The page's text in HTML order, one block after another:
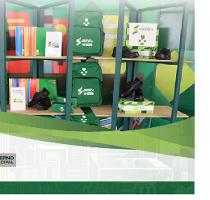
se han aliado en otras
la licitación para construir
de Texcoco),cuando
la administración de El
ni los copresidentes de
injerencias en Aquos, por
ésta fue heredada, y acabó
en las manos de cuatro de